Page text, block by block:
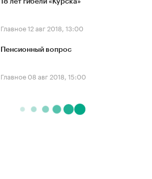
18 лет гибели «Курска»
Главное12 авг 2018, 13:00
Пенсионный вопрос
Главное 08 авг 2018, 15:00